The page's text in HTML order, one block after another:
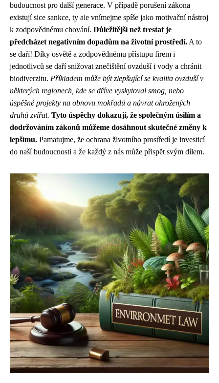
budoucnost pro další generace. V případě porušení zákona
existují sice sankce, ty ale vnímejme spíše jako motivační nástroj
k zodpovědnému chování. Důležitější než trestat je
předcházet negativním dopadům na životní prostředí. A to
se daří! Díky osvětě a zodpovědnému přístupu firem i
jednotlivců se daří snižovat znečištění ovzduší i vody a chránit
biodiverzitu. Příkladem může být zlepšující se kvalita ovzduší v
některých regionech, kde se dříve vyskytoval smog, nebo
úspěšné projekty na obnovu mokřadů a návrat ohrožených
druhů zvířat. Tyto úspěchy dokazují, že společným úsilím a
dodržováním zákonů můžeme dosáhnout skutečné změny k
lepšímu. Pamatujme, že ochrana životního prostředí je investicí
do naší budoucnosti a že každý z nás může přispět svým dílem.